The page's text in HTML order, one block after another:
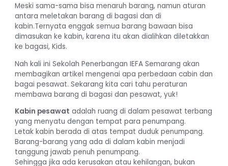
Meski sama-sama bisa menaruh barang, namun aturan
antara meletakan barang di bagasi dan di
kabin.Ternyata enggak semua barang bawaan bisa
dimasukan ke kabin, karena itu akan dialihkan diletakkan
ke bagasi, Kids.
Nah kali ini Sekolah Penerbangan IEFA Semarang akan
membagikan artikel mengenai apa perbedaan cabin dan
bagai pesawat. Sekarang kita cari tahu peraturan
membawa barang di bagasi dan pesawat, yuk!
Kabin pesawat adalah ruang di dalam pesawat terbang
yang menyatu dengan tempat para penumpang.
Letak kabin berada di atas tempat duduk penumpang.
Barang-barang yang ada di dalam kabin menjadi
tanggung jawab penuh penumpang.
Sehingga jika ada kerusakan atau kehilangan, bukan